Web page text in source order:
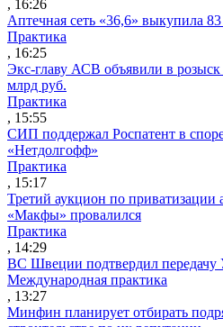
, 16:26
Аптечная сеть «36,6» выкупила
Практика
, 16:25
Экс-главу АСВ объявили в
млрд руб.
Практика
, 15:55
СИП поддержал Роспатент в
«Нетдолгофф»
Практика
, 15:17
Третий аукцион по приватизации
«Макфы» провалился
Практика
, 14:29
ВС Швеции подтвердил передачу
Международная практика
, 13:27
Минфин планирует отбирать